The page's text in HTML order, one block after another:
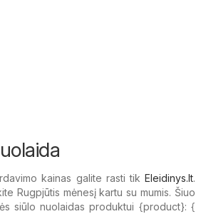
kainas galite rasti tik Eleidinys.lt.
Rugpjūtis mėnesį kartu su mumis. Šiuo
siūlo nuolaidas produktui {​product}: {​